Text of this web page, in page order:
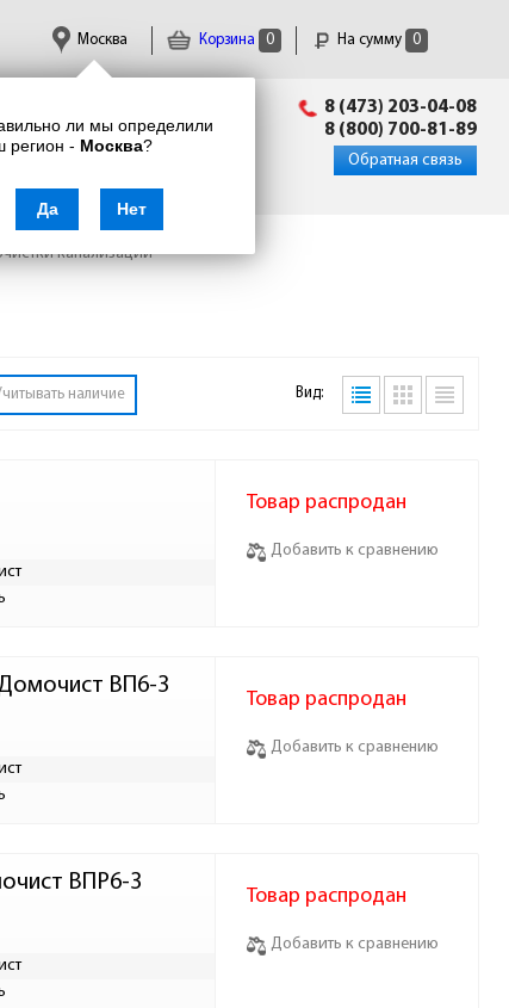
Корзина 0 На сумму 0
ли мы определили
регион - Москва?
Да Нет
Москва
info@enkor24.ru
8 (473) 203-04-08
8 (800) 700-81-89
Обратная связь
канализации
наличие Вид:
Товар распродан
Добавить к сравнению
Домочист ВП6-3
Товар распродан
Добавить к сравнению
ВПР6-3
Товар распродан
Добавить к сравнению